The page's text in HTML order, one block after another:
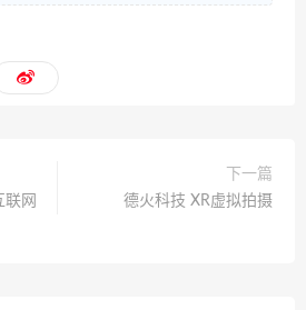
联网
下一篇
德火科技 XR虚拟拍摄